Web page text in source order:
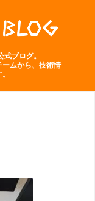
ブログ。
ムから、技術情